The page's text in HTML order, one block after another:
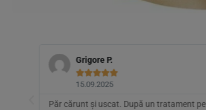
Grigore P.

15.09.2025
Păr cărunt și uscat. După un tratament pe